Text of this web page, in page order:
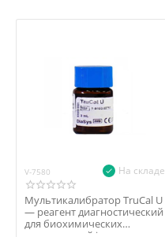
V-7580 На складе
Мультикалибратор TruCal U
— реагент диагностический
для биохимических